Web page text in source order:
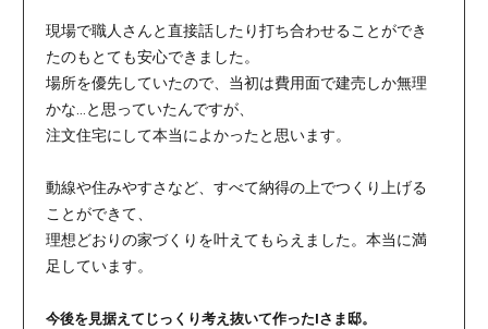
現場で職人さんと直接話したり打ち合わせることができ
たのもとても安心できました。
場所を優先していたので、当初は費用面で建売しか無理
かな…と思っていたんですが、
注文住宅にして本当によかったと思います。
動線や住みやすさなど、すべて納得の上でつくり上げる
ことができて、
理想どおりの家づくりを叶えてもらえました。本当に満
足しています。
今後を見据えてじっくり考え抜いて作ったIさま邸。